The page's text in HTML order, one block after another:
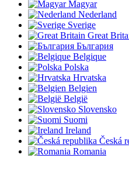
Magyar
Nederland
Sverige
Great
България
Belgique
Polska
Hrvatska
Belgien
België
Slovensko
Suomi
Ireland
Česká
Romania